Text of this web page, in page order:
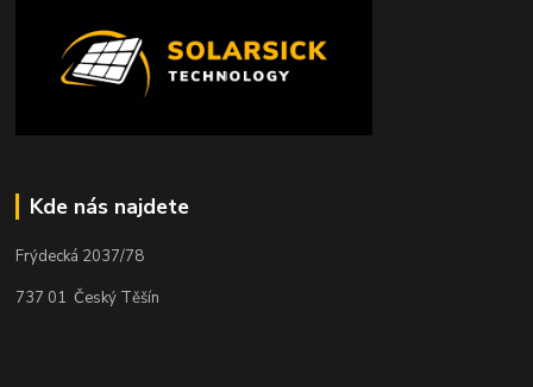
Kde nás najdete
Frýdecká 2037/78
737 01 Český Těšín